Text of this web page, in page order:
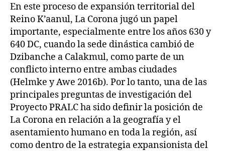
En este proceso de expansión territorial del
Reino K’aanul, La Corona jugó un papel
importante, especialmente entre los años 630 y
640 DC, cuando la sede dinástica cambió de
Dzibanche a Calakmul, como parte de un
conflicto interno entre ambas ciudades
(Helmke y Awe 2016b). Por lo tanto, una de las
principales preguntas de investigación del
Proyecto PRALC ha sido definir la posición de
La Corona en relación a la geografía y el
asentamiento humano en toda la región, así
como dentro de la estrategia expansionista del